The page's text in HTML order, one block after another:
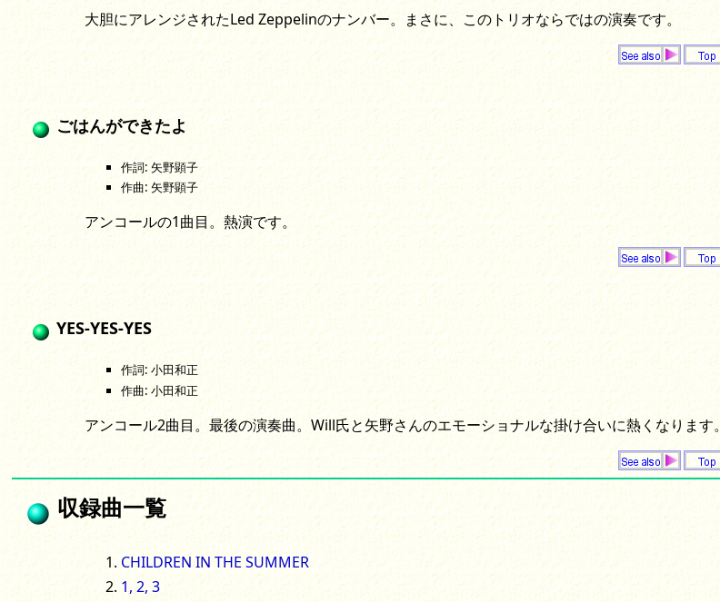
大胆にアレンジされたLed Zeppelinのナンバー。まさに、このトリオならではの演奏です。
ごはんができたよ
作詞: 矢野顕子
作曲: 矢野顕子
アンコールの1曲目。熱演です。
YES-YES-YES
作詞: 小田和正
作曲: 小田和正
アンコール2曲目。最後の演奏曲。Will氏と矢野さんのエモーショナルな掛け合いに熱くなります。
収録曲一覧
CHILDREN IN THE SUMMER
1, 2, 3